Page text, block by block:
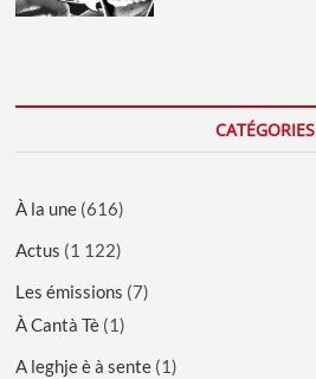
CATÉGORIES
À la une (616)
Actus (1 122)
Les émissions (7)
À Cantà Tè (1)
A leghje è à sente (1)